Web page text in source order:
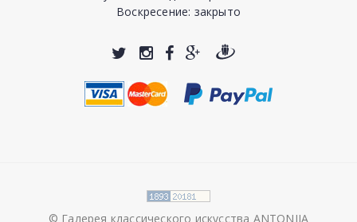
Воскресение: закрыто
© Галерея классического искусства ANTONIJA